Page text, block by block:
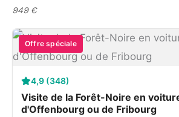
949 €
Offre spéciale
4,9 (348)
Visite de la Forêt-Noire en
d'Offenbourg ou de Fribourg